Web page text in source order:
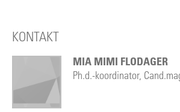
KONTAKT
MIA MIMI FLODAGER
Ph.d.-koordinator,